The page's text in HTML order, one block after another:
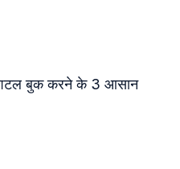
शटल बुक करने के 3 आसान